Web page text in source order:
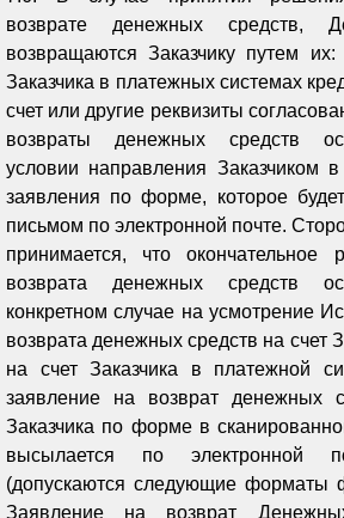
возврате денежных средств,
возвращаются Заказчику путем
Заказчика в платежных системах
счет или другие реквизиты
возвраты денежных средств
условии направления Заказчиком
заявления по форме, которое
письмом по электронной почте.
принимается, что
возврата денежных средств
конкретном случае на усмотрение
возврата денежных средств на счет
на счет Заказчика в платежной
заявление на возврат денежных
Заказчика по форме в
высылается по электронной
(допускаются следующие форматы
Заявление на возврат